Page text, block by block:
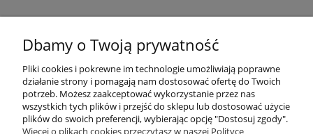
Płatności i dostawa
Informacje
Dbamy o Twoją prywatność
Pliki cookies i pokrewne im technologie umożliwiają poprawne
działanie strony i pomagają nam dostosować ofertę do Twoich
potrzeb. Możesz zaakceptować wykorzystanie przez nas
wszystkich tych plików i przejść do sklepu lub dostosować użycie
plików do swoich preferencji, wybierając opcję "Dostosuj zgody".
Więcej o plikach cookies przeczytasz w naszej Polityce